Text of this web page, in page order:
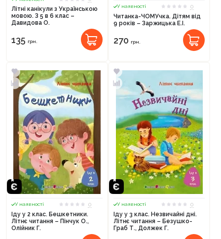
Літні канікули з Українською
мовою. З 5 в 6 клас –
Давидова О.
135 грн.
У наявності
0
Читанка-ЧОМУчка. Дітям від
9 років – Заржицька Е.І.
270 грн.
У наявності
0
Іду у 2 клас. Бешкетники.
Літнє читання – Пінчук О.,
Олійник Г.
У наявності
0
Іду у 3 клас. Незвичайні дні.
Літнє читання – Безушко-
Граб Т., Должек Г.
Продовжити покупки
Оформити замовлення